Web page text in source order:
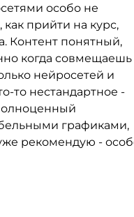
особо не
прийти на курс,
Контент понятный,
когда совмещаешь
нейросетей и
то нестандартное -
графиками,
рекомендую -